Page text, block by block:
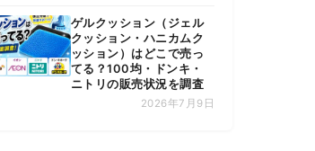
ゲルクッション（ジェル
クッション・ハニカムク
ッション）はどこで売っ
てる？100均・ドンキ・
ニトリの販売状況を調査
2026年7月9日